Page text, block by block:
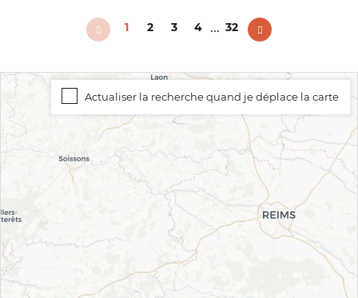
1 2 3 4 ... 32
Actualiser la recherche quand je déplace la carte